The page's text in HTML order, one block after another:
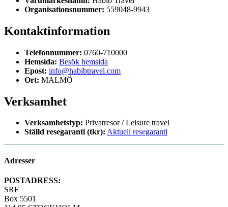
Organisationsnummer: 559048-9943
Kontaktinformation
Telefonnummer: 0760-710000
Hemsida: Besök hemsida
Epost: info@habibtravel.com
Ort: MALMÖ
Verksamhet
Verksamhetstyp: Privatresor / Leisure travel
Ställd resegaranti (tkr): Aktuell resegaranti
Adresser
POSTADRESS:
SRF
Box 5501